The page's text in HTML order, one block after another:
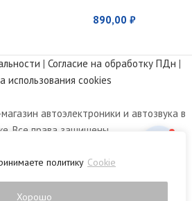
политику Cookie
Хорошо
890,00 ₽
| Согласие на обработку ПДн |
использования cookies
автоэлектроники и автозвука в
Все права защищены.
публичной офертой, определяемой
437 Гражданского кодекса РФ.